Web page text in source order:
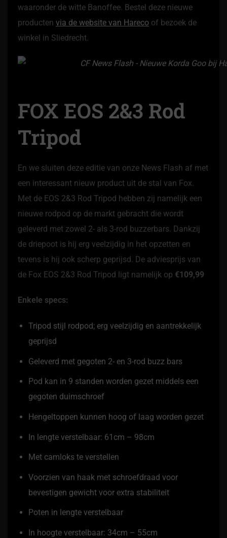
waaronder de witte Banoffee. Bestel deze nieuwe
producten via de website van Hareco of bezoek de
winkel in Sliedrecht.
FOX EOS 2&3 Rod
Tripod
En we sluiten deze editie van onze News Flash af met
een interessant nieuw product uit de stal van Fox.
Met de EOS 2&3 Rod Tripod hebben zij namelijk een
nieuwe rodpod op de markt gebracht die wordt
geleverd met zowel 2- als 3-rod buzzerbars. Dankzij
de driepoot is hij erg veelzijdig in het opzetten en
tevens is hij ook scherp geprijsd. De adviesprijs van
de Fox EOS 2&3 Rod Tripod ligt namelijk op €109,99
Enkele specs:
Tripod stijl rodpod; erg veelzijdig en aantrekkelijk
geprijsd
Geleverd met gegoten 2- en 3-rod buzz bars
Pod kan in 9 standen worden gezet middels een
gegoten duimschroef
Hengeltoppen kunnen hoog of laag worden gezet
In lengte verstelbaar: 61cm – 98cm
Met camloks te verstellen
Voorzien van haak met schroefdraad voor
bevestigen gewicht voor extra stabiliteit
Poten in lengte verstelbaar
In hoogte verstelbaar: 34cm – 55cm